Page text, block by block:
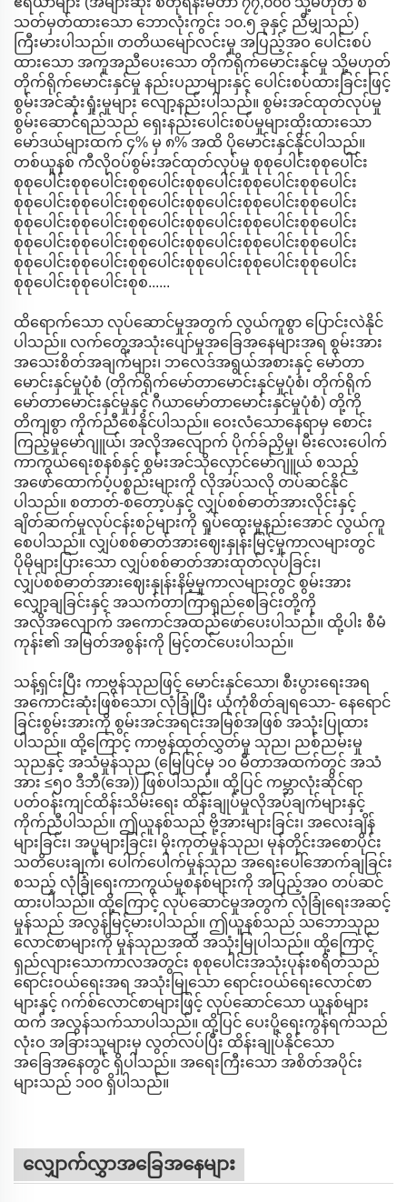
သတ်မှတ်ထားသော ဘောလုံးကွင်း ၁၀.၅ ခုနှင့် ညီမျှသည်)
ကြီးမားပါသည်။ တတိယမျော်လင်းမှု အပြည့်အဝ ပေါင်းစပ်
ထားသော အကူအညီပေးသော တိုက်ရိုက်မောင်းနှင်မှု သို့မဟုတ်
တိုက်ရိုက်မောင်းနှင်မှု နည်းပညာများနှင့် ပေါင်းစပ်ထားခြင်းဖြင့်
စွမ်းအင်ဆုံးရှုံးမှုများ လျော့နည်းပါသည်။ စွမ်းအင်ထုတ်လုပ်မှု
စွမ်းဆောင်ရည်သည် ရှေးနည်းပေါင်းစပ်မှုများထိုးထားသော
မော်ဒယ်များထက် ၄% မှ ၈% အထိ ပိုမောင်းနှင်နိုင်ပါသည်။
တစ်ယူနစ် ကီလိုဝပ်စွမ်းအင်ထုတ်လုပ်မှု စုစုပေါင်းစုစုပေါင်း
စုစုပေါင်းစုစုပေါင်းစုစုပေါင်းစုစုပေါင်းစုစုပေါင်းစုစုပေါင်း
စုစုပေါင်းစုစုပေါင်းစုစုပေါင်းစုစုပေါင်းစုစုပေါင်းစုစုပေါင်း
စုစုပေါင်းစုစုပေါင်းစုစုပေါင်းစုစုပေါင်းစုစုပေါင်းစုစုပေါင်း
စုစုပေါင်းစုစုပေါင်းစုစုပေါင်းစုစုပေါင်းစုစုပေါင်းစုစုပေါင်း
စုစုပေါင်းစုစုပေါင်းစုစုပေါင်းစုစုပေါင်းစုစုပေါင်းစုစုပေါင်း
စုစုပေါင်းစုစုပေါင်းစုစ......
ထိရောက်သော လုပ်ဆောင်မှုအတွက် လွယ်ကူစွာ ပြောင်းလဲနိုင်
ပါသည်။ လက်တွေ့အသုံးပျော်မှုအခြေအနေများအရ စွမ်းအား
အသေးစိတ်အချက်များ၊ ဘလေဒ်အရွယ်အစားနှင့် မော်တာ
မောင်းနှင်မှုပုံစံ (တိုက်ရိုက်မော်တာမောင်းနှင်မှုပုံစံ၊ တိုက်ရိုက်
မော်တာမောင်းနှင်မှုနှင့် ဂီယာမော်တာမောင်းနှင်မှုပုံစံ) တို့ကို
တိကျစွာ ကိုက်ညီစေနိုင်ပါသည်။ ဝေးလံသောနေရာမှ စောင်း
ကြည့်မှုမော်ဂျူယ်၊ အလိုအလျောက် ပိုက်ခ်ညှိမှု၊ မီးလေးပေါက်
ကာကွယ်ရေးစနစ်နှင့် စွမ်းအင်သိုလှောင်မော်ဂျူယ် စသည့်
အဖော်ထောက်ပံ့ပစ္စည်းများကို လိုအပ်သလို တပ်ဆင်နိုင်
ပါသည်။ စတာတ်-စတော့ပ်နှင့် လျှပ်စစ်ဓာတ်အားလိုင်းနှင့်
ချိတ်ဆက်မှုလုပ်ငန်းစဉ်များကို ရှုပ်ထွေးမှုနည်းအောင် လွယ်ကူ
စေပါသည်။ လျှပ်စစ်ဓာတ်အားဈေးနှုန်းမြင့်မှုကာလများတွင်
ပိုမိုများပြားသော လျှပ်စစ်ဓာတ်အားထုတ်လုပ်ခြင်း၊
လျှပ်စစ်ဓာတ်အားဈေးနှုန်းနိမ့်မှုကာလများတွင် စွမ်းအား
လျှော့ချခြင်းနှင့် အသက်တာကြာရှည်စေခြင်းတို့ကို
အလိုအလျောက် အကောင်အထည်ဖော်ပေးပါသည်။ ထို့ပါး စီမံ
ကုန်း၏ အမြတ်အစွန်းကို မြင့်တင်ပေးပါသည်။
သန့်ရှင်းပြီး ကာဗွန်သုညဖြင့် မောင်းနှင်သော၊ စီးပွားရေးအရ
အကောင်းဆုံးဖြစ်သော၊ လုံခြုံပြီး ယုံကုံစိတ်ချရသော- နေရောင်
ခြင်းစွမ်းအားကို စွမ်းအင်အရင်းအမြစ်အဖြစ် အသုံးပြုထား
ပါသည်။ ထို့ကြောင့် ကာဗွန်ထုတ်လွှတ်မှု သုည၊ ညစ်ညမ်းမှု
သုညနှင့် အသံမှုန်သုည (မြေပြင်မှ ၁၀ မီတာအထက်တွင် အသံ
အား ≤၅၀ ဒီဘီ(အေ)) ဖြစ်ပါသည်။ ထို့ပြင် ကမ္ဘာလုံးဆိုင်ရာ
ပတ်ဝန်းကျင်ထိန်းသိမ်းရေး ထိန်းချုပ်မှုလိုအပ်ချက်များနှင့်
ကိုက်ညီပါသည်။ ဤယူနစ်သည် ဗို့အားများခြင်း၊ အလေးချိန်
များခြင်း၊ အပူများခြင်း၊ မိုးကုတ်မှုန်သုည၊ မုန်တိုင်းအစောပိုင်း
သတိပေးချက်၊ ပေါက်ပေါက်မှုန်သုည အရေးပေါ်အောက်ချခြင်း
စသည့် လုံခြုံရေးကာကွယ်မှုစနစ်များကို အပြည့်အဝ တပ်ဆင်
ထားပါသည်။ ထို့ကြောင့် လုပ်ဆောင်မှုအတွက် လုံခြုံရေးအဆင့်
မှုန်သည် အလွန်မြင့်မားပါသည်။ ဤယူနစ်သည် သဘောသုည
လောင်စာများကို မှုန်သုညအထိ အသုံးမြုပါသည်။ ထို့ကြောင့်
ရှည်လျားသောကာလအတွင်း စုစုပေါင်းအသုံးပုန်းစရိတ်သည်
ရောင်းဝယ်ရေးအရ အသုံးမြုသော ရောင်းဝယ်ရေးလောင်စာ
များနှင့် ဂက်စ်လောင်စာများဖြင့် လုပ်ဆောင်သော ယူနစ်များ
ထက် အလွန်သက်သာပါသည်။ ထို့ပြင် ပေးပို့ရေးကွန်ရက်သည်
လုံးဝ အခြားသူများမှ လွတ်လပ်ပြီး ထိန်းချုပ်နိုင်သော
အခြေအနေတွင် ရှိပါသည်။ အရေးကြီးသော အစိတ်အပိုင်း
များသည် ၁၀၀ ရှိပါသည်။
လျှောက်လွှာအခြေအနေများ